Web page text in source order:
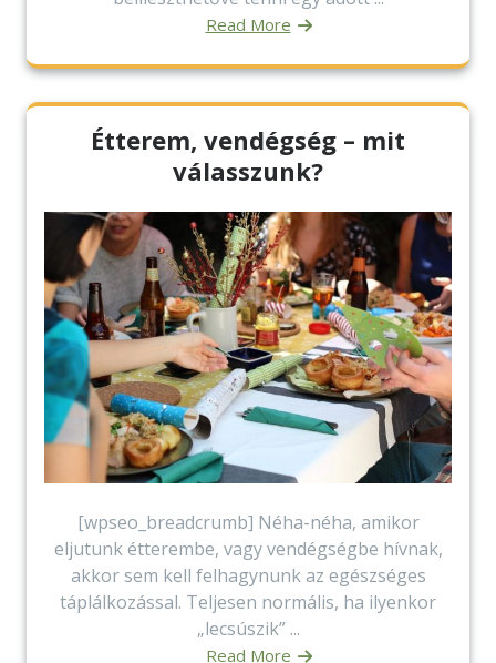
Read More
Étterem, vendégség – mit
válasszunk?
[wpseo_breadcrumb] Néha-néha, amikor
eljutunk étterembe, vagy vendégségbe hívnak,
akkor sem kell felhagynunk az egészséges
táplálkozással. Teljesen normális, ha ilyenkor
„lecsúszik” ...
Read More